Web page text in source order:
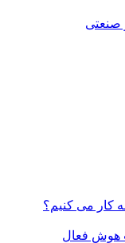
صنعتی
کار می کنیم؟
هوش فعال